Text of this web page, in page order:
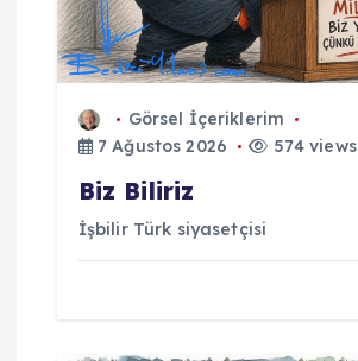
Görsel İçeriklerim
7 Ağustos 2026
574 views
Biz Biliriz
İşbilir Türk siyasetçisi